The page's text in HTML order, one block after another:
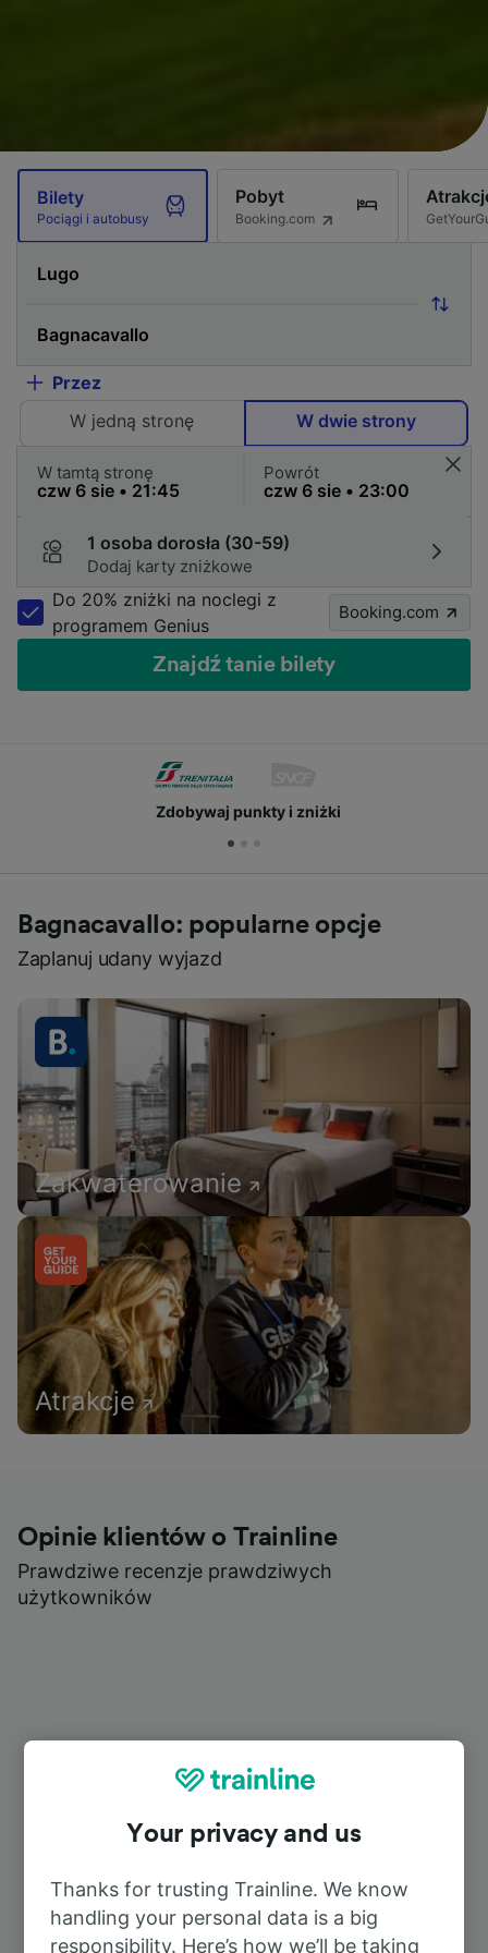
Bilety
Pociągi i autobusy
Pobyt
Booking.com
Przez
W jedną stronę
W dwie strony
W tamtą stronę Powrót
1 osoba dorosła (30-59)
Dodaj karty zniżkowe
Do 20% zniżki na noclegi z
programem Genius
Booking.com
Znajdź tanie bilety
Zdobywaj punkty i zniżki
Bagnacavallo: popularne opcje
Zaplanuj udany wyjazd
Zakwaterowanie
Atrakcje
Opinie klientów o Trainline
Prawdziwe recenzje prawdziwych
użytkowników
Your privacy and us
Thanks for trusting Trainline. We know
handling your personal data is a big
responsibility. Here’s how we’ll be taking